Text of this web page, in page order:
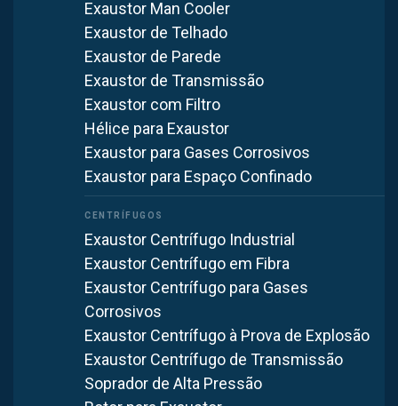
Exaustor Man Cooler
Exaustor de Telhado
Exaustor de Parede
Exaustor de Transmissão
Exaustor com Filtro
Hélice para Exaustor
Exaustor para Gases Corrosivos
Exaustor para Espaço Confinado
Exaustor Centrífugo Industrial
Exaustor Centrífugo em Fibra
Exaustor Centrífugo para Gases
Corrosivos
Exaustor Centrífugo à Prova de Explosão
Exaustor Centrífugo de Transmissão
Soprador de Alta Pressão
Ventilação sob medida
Engenharia em exaustão, ventilação e controle de poluição
industrial desde 1985 — do projeto à instalação.
Ver produtos→
Ver projetos reais→
Alguns dos nossos clientes